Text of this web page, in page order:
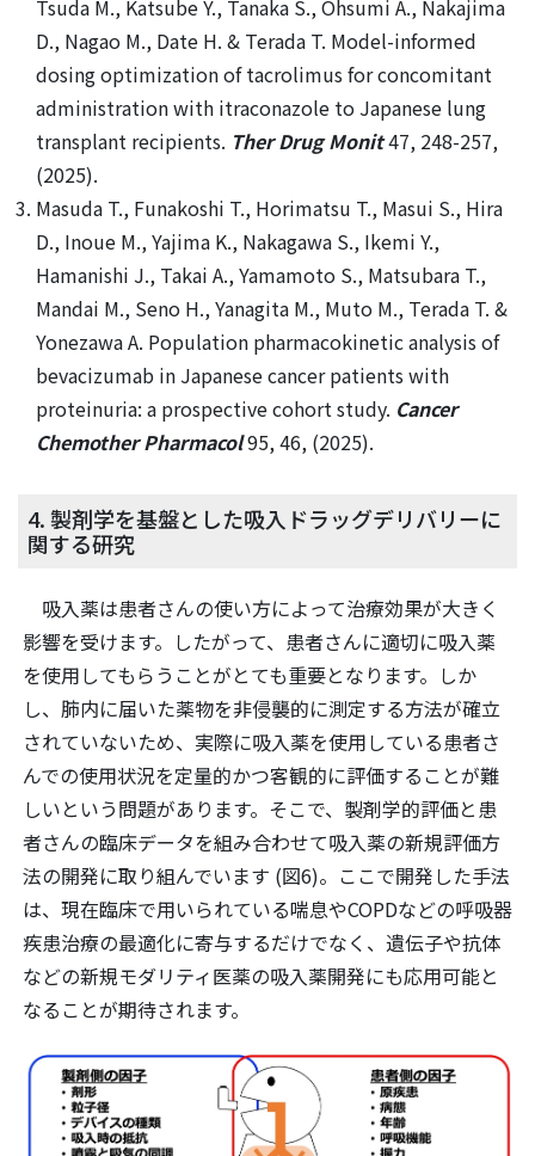
Tsuda M., Katsube Y., Tanaka S., Ohsumi A., Nakajima
D., Nagao M., Date H. & Terada T. Model-informed
dosing optimization of tacrolimus for concomitant
administration with itraconazole to Japanese lung
transplant recipients. Ther Drug Monit47, 248-257,
(2025).
Masuda T., Funakoshi T., Horimatsu T., Masui S., Hira
D., Inoue M., Yajima K., Nakagawa S., Ikemi Y.,
Hamanishi J., Takai A., Yamamoto S., Matsubara T.,
Mandai M., Seno H., Yanagita M., Muto M., Terada T. &
Yonezawa A. Population pharmacokinetic analysis of
bevacizumab in Japanese cancer patients with
proteinuria: a prospective cohort study. Cancer
Chemother Pharmacol95, 46, (2025).
4. 製剤学を基盤とした吸入ドラッグデリバリーに
関する研究
吸入薬は患者さんの使い方によって治療効果が大きく
影響を受けます。したがって、患者さんに適切に吸入薬
を使用してもらうことがとても重要となります。しか
し、肺内に届いた薬物を非侵襲的に測定する方法が確立
されていないため、実際に吸入薬を使用している患者さ
んでの使用状況を定量的かつ客観的に評価することが難
しいという問題があります。そこで、製剤学的評価と患
者さんの臨床データを組み合わせて吸入薬の新規評価方
法の開発に取り組んでいます (図6)。ここで開発した手法
は、現在臨床で用いられている喘息やCOPDなどの呼吸器
疾患治療の最適化に寄与するだけでなく、遺伝子や抗体
などの新規モダリティ医薬の吸入薬開発にも応用可能と
なることが期待されます。